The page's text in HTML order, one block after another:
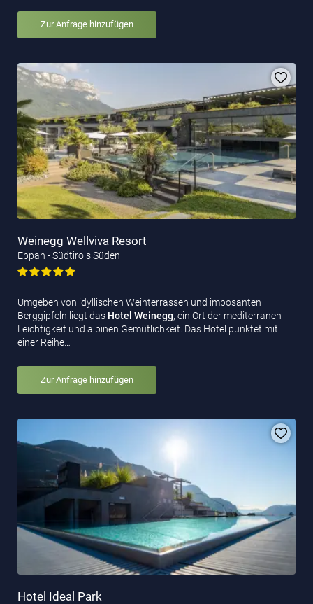
Zur Anfrage hinzufügen
Weinegg Wellviva Resort
Eppan - Südtirols Süden
Umgeben von idyllischen Weinterrassen und imposanten
Berggipfeln liegt das Hotel Weinegg, ein Ort der mediterranen
Leichtigkeit und alpinen Gemütlichkeit. Das Hotel punktet mit
einer Reihe…
Zur Anfrage hinzufügen
Hotel Ideal Park